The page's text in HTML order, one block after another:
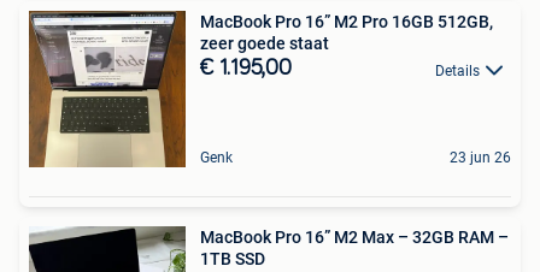
MacBook Pro 16” M2 Pro 16GB 512GB,
zeer goede staat
€ 1.195,00 Details
Genk 23 jun 26
MacBook Pro 16” M2 Max – 32GB RAM –
1TB SSD